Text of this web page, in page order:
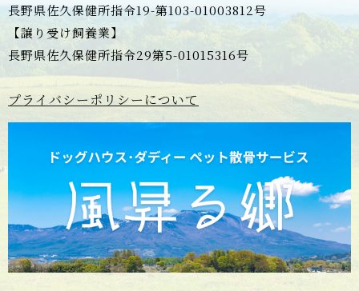
長野県佐久保健所指令19-第103-01003812号
【譲り受け飼養業】
長野県佐久保健所指令29第5-01015316号
プライバシーポリシーについて